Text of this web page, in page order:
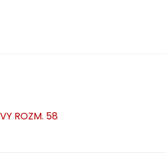
ROZM. 58